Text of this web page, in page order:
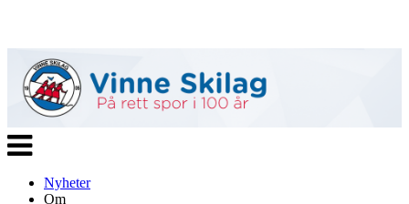
Veksle
navigasjon
Nyheter
Om